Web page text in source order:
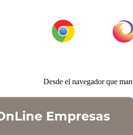
Desde el navegador que